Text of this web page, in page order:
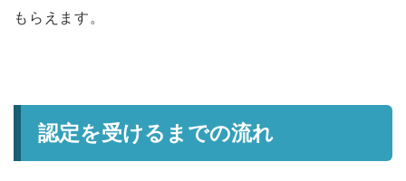
もらえます。
認定を受けるまでの流れ